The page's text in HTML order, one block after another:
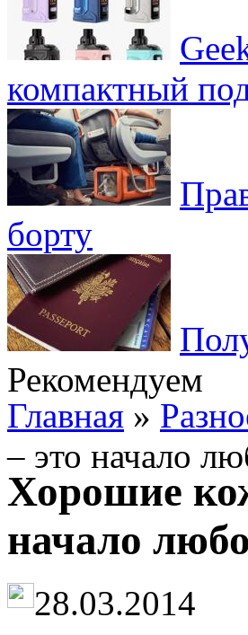
компактный
борту
Рекомендуем
Главная »
– это начало
Хорошие
начало
28.03.2014